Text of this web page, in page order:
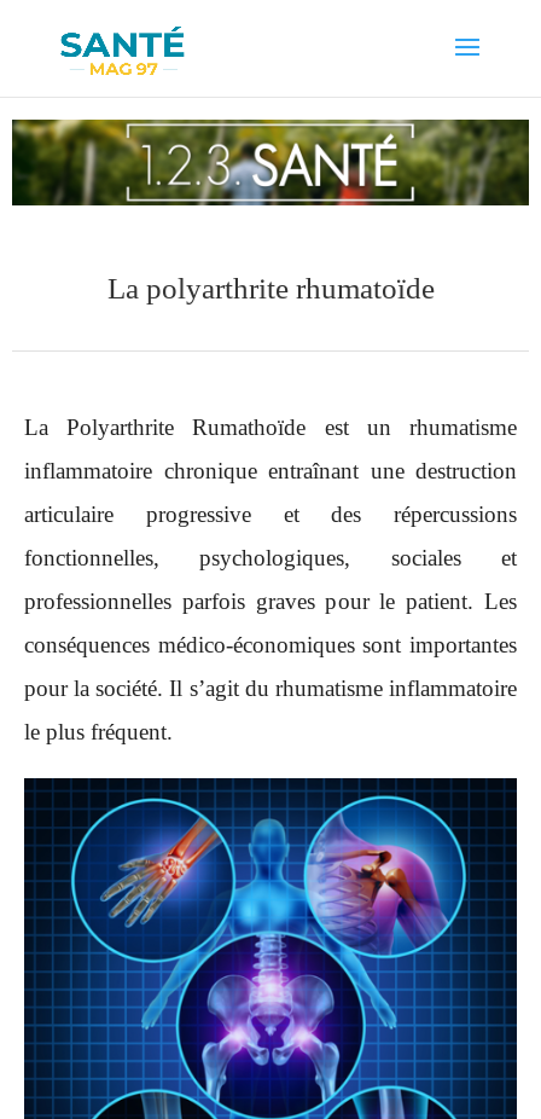
La polyarthrite rhumatoïde
La Polyarthrite Rumathoïde est un rhumatisme
inflammatoire chronique entraînant une destruction
articulaire progressive et des répercussions
fonctionnelles, psychologiques, sociales et
professionnelles parfois graves pour le patient. Les
conséquences médico-économiques sont importantes
pour la société. Il s’agit du rhumatisme inflammatoire
le plus fréquent.